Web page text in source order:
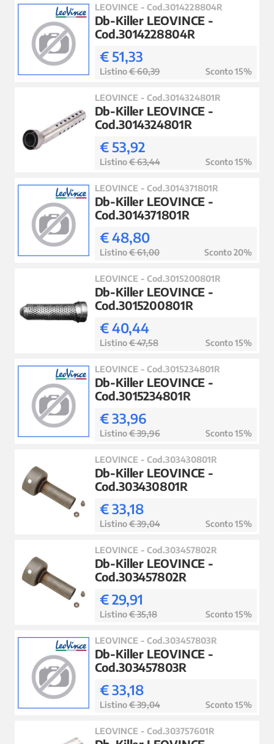
LEOVINCE - Cod.3014228804R
Db-Killer LEOVINCE -
Cod.3014228804R
€ 51,33
Listino€ 60,39 Sconto 15%
LEOVINCE - Cod.3014324801R
Db-Killer LEOVINCE -
Cod.3014324801R
€ 53,92
Listino€ 63,44 Sconto 15%
LEOVINCE - Cod.3014371801R
Db-Killer LEOVINCE -
Cod.3014371801R
€ 48,80
Listino€ 61,00 Sconto 20%
LEOVINCE - Cod.3015200801R
Db-Killer LEOVINCE -
Cod.3015200801R
€ 40,44
Listino€ 47,58 Sconto 15%
LEOVINCE - Cod.3015234801R
Db-Killer LEOVINCE -
Cod.3015234801R
€ 33,96
Listino€ 39,96 Sconto 15%
LEOVINCE - Cod.303430801R
Db-Killer LEOVINCE -
Cod.303430801R
€ 33,18
Listino€ 39,04 Sconto 15%
LEOVINCE - Cod.303457802R
Db-Killer LEOVINCE -
Cod.303457802R
€ 29,91
Listino€ 35,18 Sconto 15%
LEOVINCE - Cod.303457803R
Db-Killer LEOVINCE -
Cod.303457803R
€ 33,18
Listino€ 39,04 Sconto 15%
LEOVINCE - Cod.303757601R